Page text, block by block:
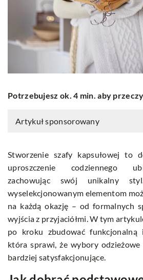
Potrzebujesz ok. 4 min. aby
Artykuł sponsorowany
Stworzenie szafy kapsułowej to
uproszczenie codziennego
zachowując swój unikalny
wyselekcjonowanym elementom
na każdą okazję – od formalnych
wyjścia z przyjaciółmi. W tym
po kroku zbudować funkcjonalną
która sprawi, że wybory odzieżowe
bardziej satysfakcjonujące.